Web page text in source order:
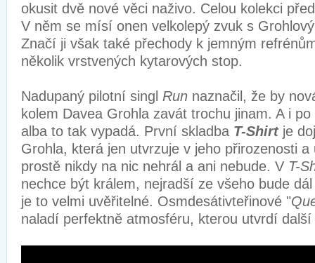
okusit dvě nové věci naživo. Celou kolekci
V něm se mísí onen velkolepý zvuk s
Značí ji však také přechody k jemným
několik vrstvených kytarových stop.
Nadupaný pilotní singl Run naznačil, že by
kolem Davea Grohla zavát trochu jinam. A i
alba to tak vypadá. První skladba T-Shirt je
Grohla, která jen utvrzuje v jeho přirozenosti
prostě nikdy na nic nehrál a ani nebude. V T-
nechce být králem, nejradší ze všeho bude
je to velmi uvěřitelné. Osmdesátivteřinové "
naladí perfektně atmosféru, kterou utvrdí další